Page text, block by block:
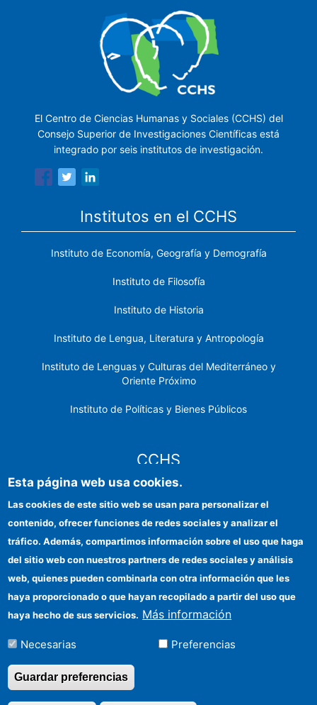
El Centro de Ciencias Humanas y Sociales (CCHS) del
Consejo Superior de Investigaciones Científicas está
integrado por seis institutos de investigación.
Institutos en el CCHS
Instituto de Economía, Geografía y Demografía
Instituto de Filosofía
Instituto de Historia
Instituto de Lengua, Literatura y Antropología
Instituto de Lenguas y Culturas del Mediterráneo y
Oriente Próximo
Instituto de Políticas y Bienes Públicos
CCHS
Identidad institucional
Ayudas FEDER
Organismos financiadores
Contacto
Cómo llegar
Esta página web usa cookies.
Las cookies de este sitio web se usan para personalizar el
contenido, ofrecer funciones de redes sociales y analizar el
tráfico. Además, compartimos información sobre el uso que haga
del sitio web con nuestros partners de redes sociales y análisis
web, quienes pueden combinarla con otra información que les
haya proporcionado o que hayan recopilado a partir del uso que
haya hecho de sus servicios. Más información
Necesarias Preferencias
Guardar preferencias